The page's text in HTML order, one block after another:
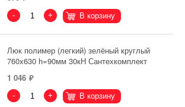
- + В корзину
Люк полимер (легкий) зелёный круглый
760х630 h=90мм 30кН Сантехкомплект
1 046
- + В корзину